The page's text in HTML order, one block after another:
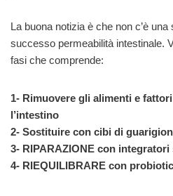
La buona notizia è che non c’è
successo permeabilità intestinale.
fasi che comprende:
1- Rimuovere gli alimenti e
l’intestino
2- Sostituire con cibi di
3- RIPARAZIONE con integratori
4- RIEQUILIBRARE con